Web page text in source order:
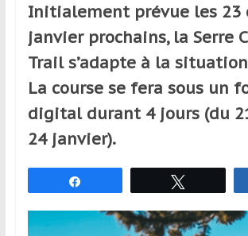
voyageurs
ponctuels
ou
réguliers,
pratiquants,
passionnés
ou
simples
spectateurs
sport,
qui
Initialement prévue les 23
janvier prochains, la Serre
Trail s’adapte à la
La course se fera sous un
digital durant 4 jours (du
24 janvier).